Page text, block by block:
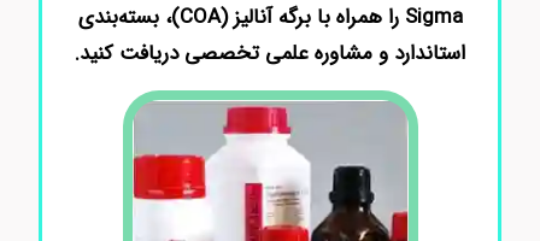
Sigma را همراه با برگه آنالیز (COA)، بسته‌بندی
استاندارد و مشاوره علمی تخصصی دریافت کنید.